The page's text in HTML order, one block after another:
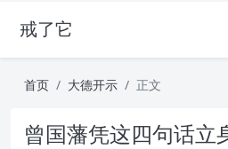
戒了它
首页 大德开示 正文
曾国藩凭这四句话